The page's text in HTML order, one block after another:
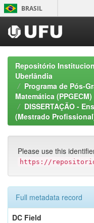
Skip
navigation
BRASIL
Repositório
Uberlândia
Programa de Pós-
Matemática (PPGECM)
DISSERTAÇÃO -
(Mestrado
Please use this
https://
Full metadata record
DC Field